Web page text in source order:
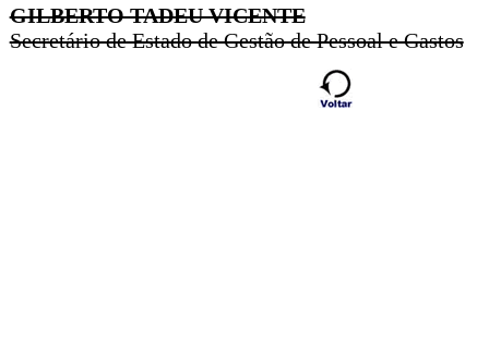
GILBERTO TADEU VICENTE
Secretário de Estado de Gestão de Pessoal e Gastos